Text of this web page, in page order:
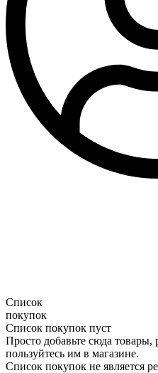
Список
покупок
Список покупок пуст
Просто добавьте сюда товары,
пользуйтесь им в магазине.
Список покупок не является